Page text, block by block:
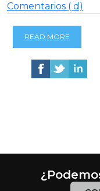
Comentarios ( d)
READ MORE